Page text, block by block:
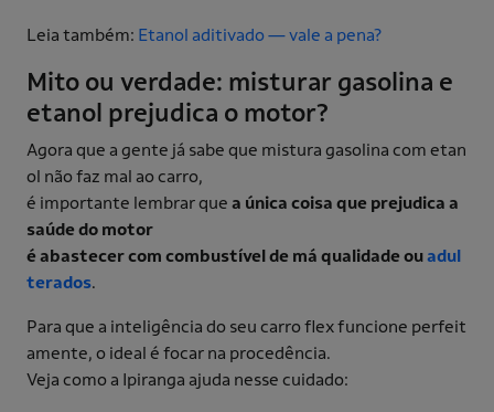
Leia também: Etanol aditivado — vale a pena?
Mito ou verdade: misturar gasolina e
etanol prejudica o motor?
Agora que a gente já sabe que mistura gasolina com etan
ol não faz mal ao carro,
é importante lembrar que a única coisa que prejudica a
saúde do motor
é abastecer com combustível de má qualidade ouadul
terados.
Para que a inteligência do seu carro flex funcione perfeit
amente, o ideal é focar na procedência.
Veja como a Ipiranga ajuda nesse cuidado: